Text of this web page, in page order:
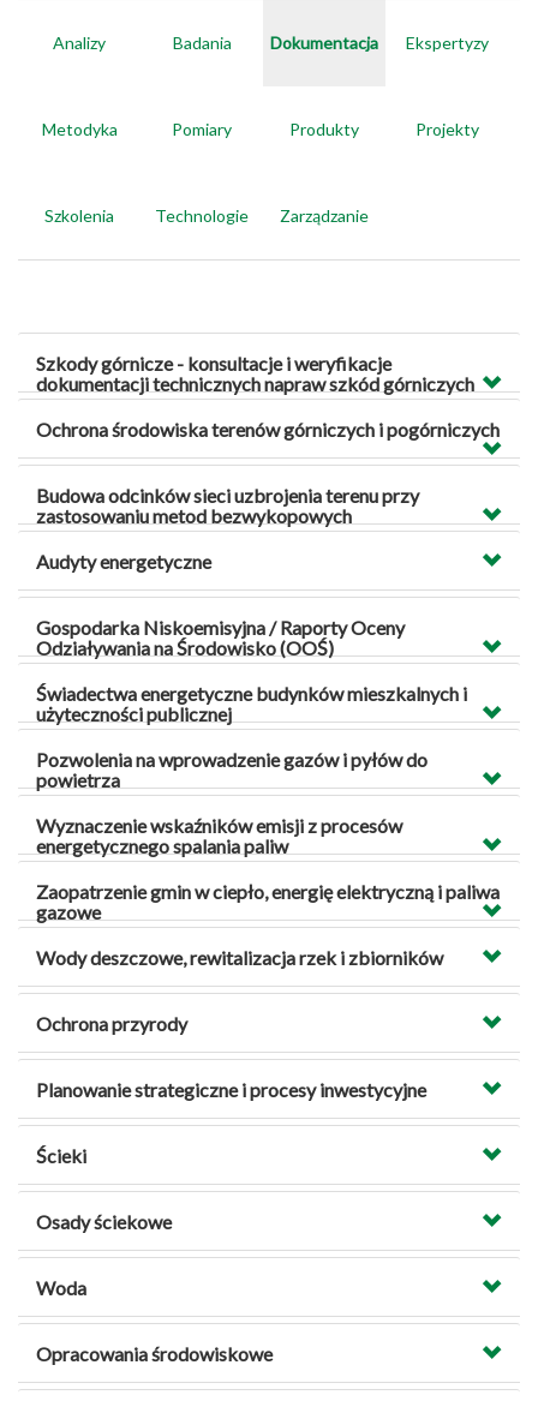
Analizy Badania Dokumentacja Ekspertyzy
Metodyka Pomiary Produkty Projekty
Szkolenia Technologie Zarządzanie
Szkody górnicze - konsultacje i weryfikacje
dokumentacji technicznych napraw szkód górniczych
Ochrona środowiska terenów górniczych i pogórniczych
Budowa odcinków sieci uzbrojenia terenu przy
zastosowaniu metod bezwykopowych
Audyty energetyczne
Gospodarka Niskoemisyjna / Raporty Oceny
Odziaływania na Środowisko (OOŚ)
Świadectwa energetyczne budynków mieszkalnych i
użyteczności publicznej
Pozwolenia na wprowadzenie gazów i pyłów do
powietrza
Wyznaczenie wskaźników emisji z procesów
energetycznego spalania paliw
Zaopatrzenie gmin w ciepło, energię elektryczną i paliwa
gazowe
Wody deszczowe, rewitalizacja rzek i zbiorników
Ochrona przyrody
Planowanie strategiczne i procesy inwestycyjne
Ścieki
Osady ściekowe
Woda
Opracowania środowiskowe